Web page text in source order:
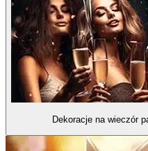
Dekoracje na wieczór